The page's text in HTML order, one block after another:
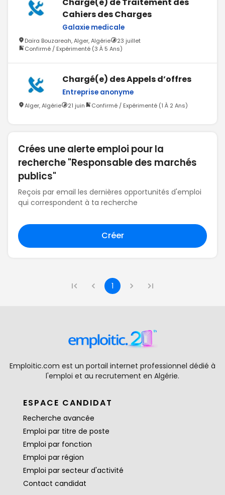
Cahiers des Charges
Galaxie medicale
Daïra Bouzareah, Alger, Algérie
23 juillet
Confirmé / Expérimenté (3 À 5 Ans)
Chargé(e) des Appels d’offres
Entreprise anonyme
Alger, Algérie 21 juin Confirmé / Expérimenté (1 À 2 Ans)
Crées une alerte emploi pour la
recherche "Responsable des marchés
publics"
Reçois par email les dernières opportunités d'emploi
qui correspondent à ta recherche
Créer
1
Emploitic.com est un portail internet professionnel dédié à
l'emploi et au recrutement en Algérie.
ESPACE CANDIDAT
Recherche avancée
Emploi par titre de poste
Emploi par fonction
Emploi par région
Emploi par secteur d'activité
Contact candidat